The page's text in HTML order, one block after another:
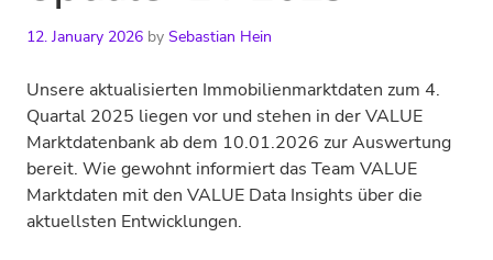
12. January 2026 by Sebastian Hein
Unsere aktualisierten Immobilienmarktdaten zum 4.
Quartal 2025 liegen vor und stehen in der VALUE
Marktdatenbank ab dem 10.01.2026 zur Auswertung
bereit. Wie gewohnt informiert das Team VALUE
Marktdaten mit den VALUE Data Insights über die
aktuellsten Entwicklungen.